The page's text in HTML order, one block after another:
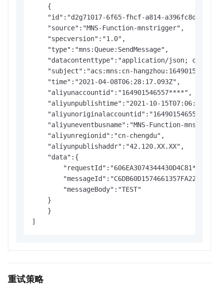
    {
    "id":"d2g71017-6f65-fhcf-a814-a396fc8d****",
    "source":"MNS-Function-mnstrigger",
    "specversion":"1.0",
    "type":"mns:Queue:SendMessage",
"datacontenttype":"application/json;
"subject":"acs:mns:cn-
    "time":"2021-04-08T06:28:17.093Z",
    "aliyunaccountid":"164901546557****",
"aliyunpublishtime":"2021-10-
"aliyuneventbusname":"MNS-Function-
    "aliyunregionid":"cn-chengdu",
    "aliyunpublishaddr":"42.120.XX.XX",
    "data":{
        "requestId":"606EA3074344430D4C81****",
        "messageBody":"TEST"
    }
    }
]
重试策略